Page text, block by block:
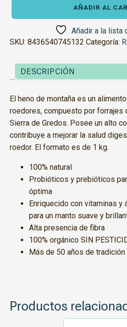
AÑADIR AL
Añadir a la lista
SKU: 8436540745132 Categoría:
DESCRIPCIÓN
El heno de montaña es un
roedores, compuesto por forrajes
Sierra de Gredos. Posee un alto
contribuye a mejorar la salud
roedor. El formato es de 1 kg.
100% natural
Probióticos y prebióticos
óptima
Enriquecido con vitaminas y
para un manto suave y
Alta presencia de fibra
100% orgánico SIN
Más de 50 años de
Productos